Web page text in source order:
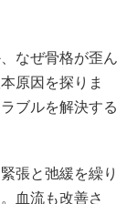
なぜ骨格が歪ん
原因を探りま
ブルを解決する
張と弛緩を繰り
血流も改善さ